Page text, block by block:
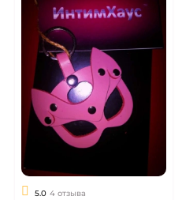
5.0 4 отзыва